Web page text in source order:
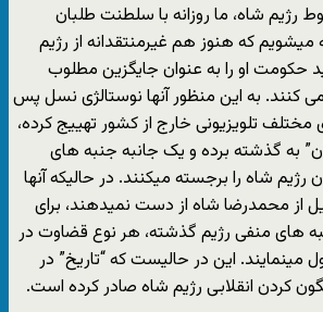
رژیم شاه، ما روزانه با سلطنت طلبان
که هنوز هم غیرمنتقدانه از رژیم
حکومت او را به عنوان جایگزین مطلوب
کنند. به این منظور آنها نوستالژی نسل پس
مختلف تلویزیونی خارج از کشور تهییج کرده،
به گذشته برده و یک جانبه جنبه های
شاه را برجسته میکنند. در حالیکه آنها
از محمدرضا شاه از دست نمیدهند، برای
های منفی رژیم گذشته، هر نوع قضاوت در
مینمایند. این در حالیست که “تاریخ” در
کردن انقلابی رژیم شاه صادر کرده است.